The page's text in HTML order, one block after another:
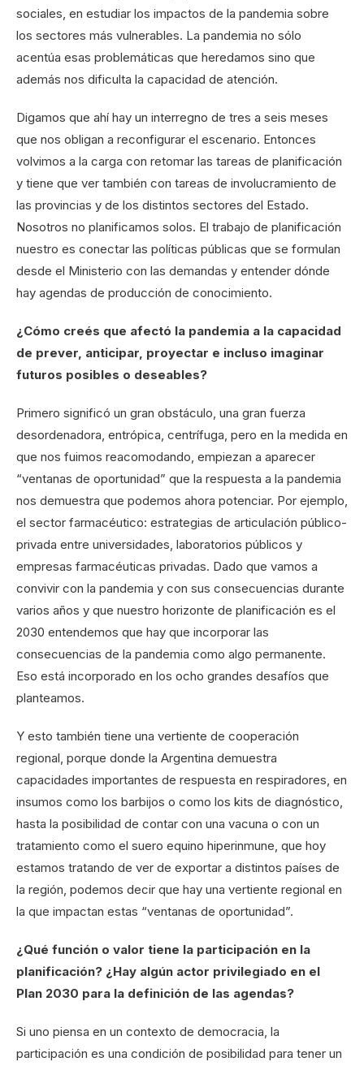
sociales, en estudiar los impactos de la pandemia sobre
los sectores más vulnerables. La pandemia no sólo
acentúa esas problemáticas que heredamos sino que
además nos dificulta la capacidad de atención.
Digamos que ahí hay un interregno de tres a seis meses
que nos obligan a reconfigurar el escenario. Entonces
volvimos a la carga con retomar las tareas de planificación
y tiene que ver también con tareas de involucramiento de
las provincias y de los distintos sectores del Estado.
Nosotros no planificamos solos. El trabajo de planificación
nuestro es conectar las políticas públicas que se formulan
desde el Ministerio con las demandas y entender dónde
hay agendas de producción de conocimiento.
¿Cómo creés que afectó la pandemia a la capacidad
de prever, anticipar, proyectar e incluso imaginar
futuros posibles o deseables?
Primero significó un gran obstáculo, una gran fuerza
desordenadora, entrópica, centrífuga, pero en la medida en
que nos fuimos reacomodando, empiezan a aparecer
“ventanas de oportunidad” que la respuesta a la pandemia
nos demuestra que podemos ahora potenciar. Por ejemplo,
el sector farmacéutico: estrategias de articulación público-
privada entre universidades, laboratorios públicos y
empresas farmacéuticas privadas. Dado que vamos a
convivir con la pandemia y con sus consecuencias durante
varios años y que nuestro horizonte de planificación es el
2030 entendemos que hay que incorporar las
consecuencias de la pandemia como algo permanente.
Eso está incorporado en los ocho grandes desafíos que
planteamos.
Y esto también tiene una vertiente de cooperación
regional, porque donde la Argentina demuestra
capacidades importantes de respuesta en respiradores, en
insumos como los barbijos o como los kits de diagnóstico,
hasta la posibilidad de contar con una vacuna o con un
tratamiento como el suero equino hiperinmune, que hoy
estamos tratando de ver de exportar a distintos países de
la región, podemos decir que hay una vertiente regional en
la que impactan estas “ventanas de oportunidad”.
¿Qué función o valor tiene la participación en la
planificación? ¿Hay algún actor privilegiado en el
Plan 2030 para la definición de las agendas?
Si uno piensa en un contexto de democracia, la
participación es una condición de posibilidad para tener un